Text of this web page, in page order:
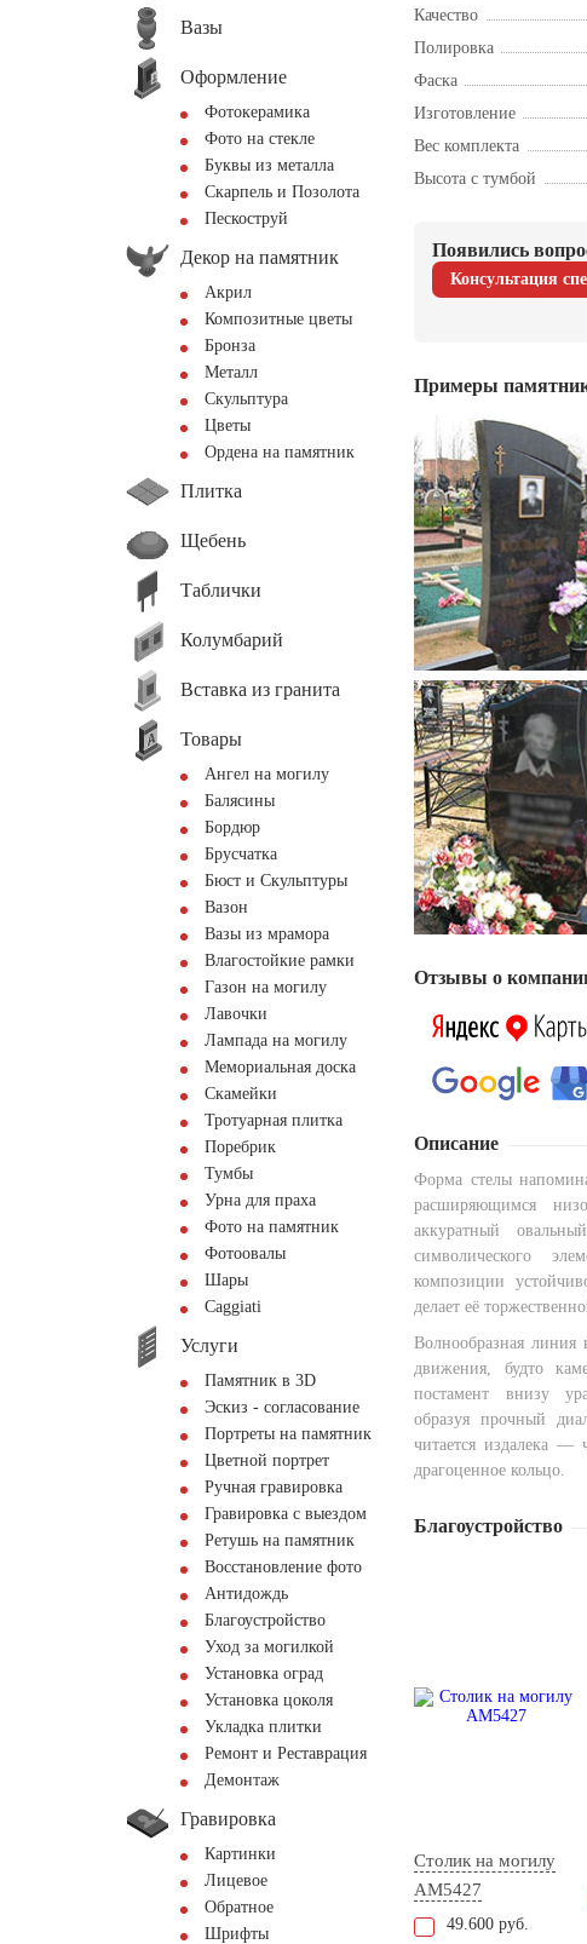
Вазы
Оформление
Фотокерамика
Фото на стекле
Буквы из металла
Скарпель и Позолота
Пескоструй
Декор на памятник
Акрил
Композитные цветы
Бронза
Металл
Скульптура
Цветы
Ордена на памятник
Плитка
Щебень
Таблички
Колумбарий
Вставка из гранита
Товары
Ангел на могилу
Балясины
Бордюр
Брусчатка
Бюст и Скульптуры
Вазон
Вазы из мрамора
Влагостойкие рамки
Газон на могилу
Лавочки
Лампада на могилу
Мемориальная доска
Скамейки
Тротуарная плитка
Поребрик
Тумбы
Урна для праха
Фото на памятник
Фотоовалы
Шары
Сaggiati
Услуги
Памятник в 3D
Эскиз - согласование
Портреты на памятник
Цветной портрет
Ручная гравировка
Гравировка с выездом
Ретушь на памятник
Восстановление фото
Антидождь
Благоустройство
Уход за могилкой
Установка оград
Установка цоколя
Укладка плитки
Ремонт и Реставрация
Демонтаж
Гравировка
Картинки
Лицевое
Обратное
Шрифты
Качество
Полировка
Фаска
Изготовление
Вес комплекта
Высота с тумбой
Появились
Консультация
Примеры
Отзывы о
Описание
Форма стелы
расширяющимся
аккуратный
символического
композиции
делает её
Волнообразная линия
движения, будто
постамент внизу
образуя прочный
читается издалека —
драгоценное кольцо.
Благоустройство
Столик на могилу
AM5427
49.600 руб.